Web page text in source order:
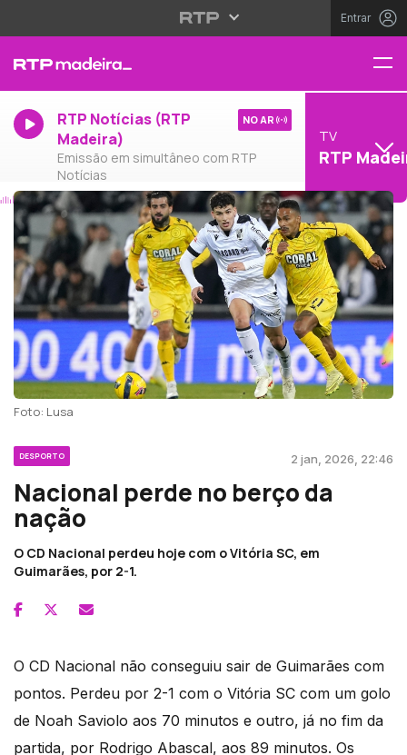
Entrar
RTP Notícias (RTP
Madeira)
Emissão em simultâneo com RTP
Notícias
NO AR
TV
RTP
Foto: Lusa
DESPORTO 2 jan, 2026, 22:46
Nacional perde no berço da
nação
O CD Nacional perdeu hoje com o Vitória SC, em
Guimarães, por 2-1.
O CD Nacional não conseguiu sair de Guimarães com
pontos. Perdeu por 2-1 com o Vitória SC com um golo
de Noah Saviolo aos 70 minutos e outro, já no fim da
partida, por Rodrigo Abascal, aos 89 minutos. Os